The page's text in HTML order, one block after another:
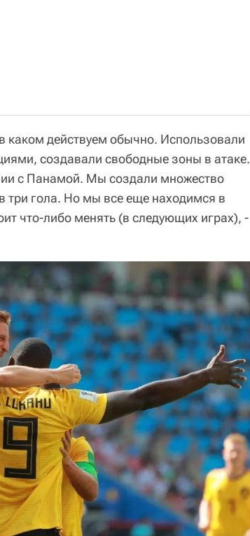
каком действуем обычно. Использовали
создавали свободные зоны в атаке.
с Панамой. Мы создали множество
три гола. Но мы все еще находимся в
что-либо менять (в следующих играх), -